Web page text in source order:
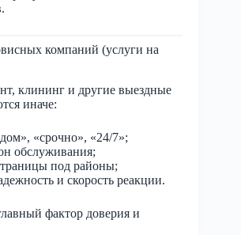
компаний (услуги на
клининг и другие выездные
иначе:
«срочно», «24/7»;
обслуживания;
под районы;
и скорость реакции.
фактор доверия и